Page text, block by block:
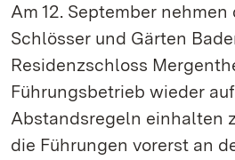
Am 12. September
Schlösser und Gärten
Residenzschloss
Führungsbetrieb wieder
Abstandsregeln einhalten
die Führungen vorerst an